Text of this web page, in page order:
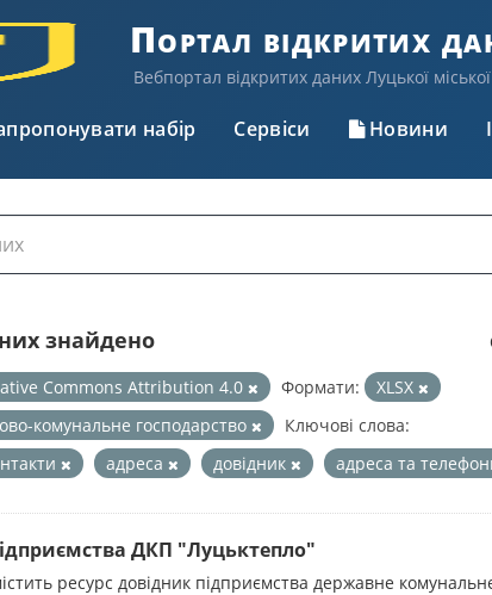
Портал відкритих
Вебпортал відкритих даних Луцької
набір Сервіси Новини
знайдено
Commons Attribution 4.0 Формати:
XLSX
комунальне господарство
Ключові слова:
адреса довідник адреса та
ДКП "Луцьктепло"
ресурс довідник підприємства державне